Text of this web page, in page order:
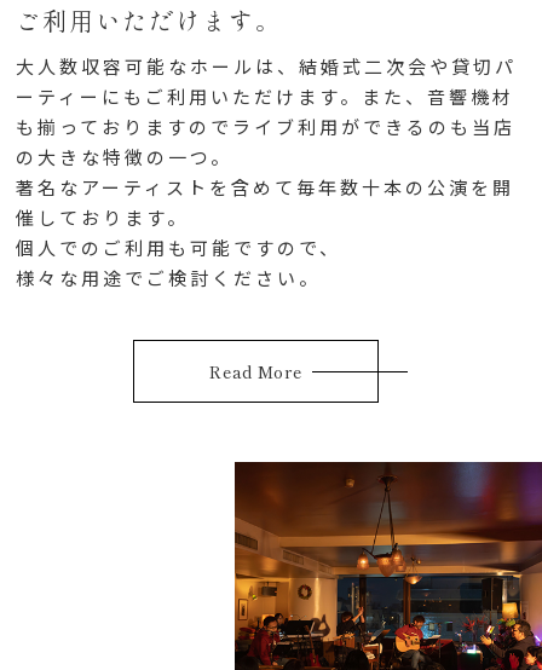
ご利用いただけます。
大人数収容可能なホールは、結婚式二次会や貸切パ
ーティーにもご利用いただけます。
また、音響機材
も揃っておりますのでライブ利用ができるのも当店
の大きな特徴の一つ。
著名なアーティストを含めて毎年数十本の公演を開
催しております。
個人でのご利用も 可能ですので、
様々な用途でご検討ください。
Read More